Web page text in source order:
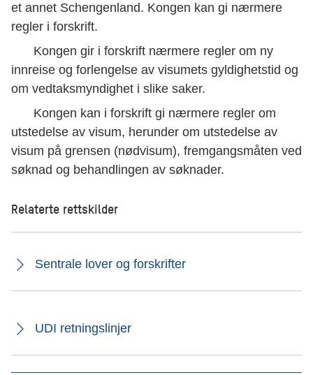
et annet Schengenland. Kongen kan gi nærmere
regler i forskrift.
Kongen gir i forskrift nærmere regler om ny
innreise og forlengelse av visumets gyldighetstid og
om vedtaksmyndighet i slike saker.
Kongen kan i forskrift gi nærmere regler om
utstedelse av visum, herunder om utstedelse av
visum på grensen (nødvisum), fremgangsmåten ved
søknad og behandlingen av søknader.
Relaterte rettskilder
Sentrale lover og forskrifter
UDI retningslinjer